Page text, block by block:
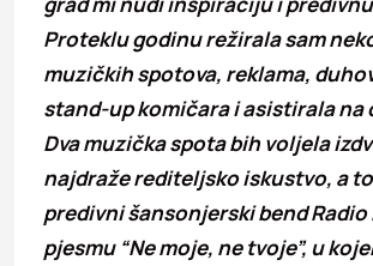
Proteklu godinu režirala sam
muzičkih spotova, reklama,
stand-up komičara i asistirala na
Dva muzička spota bih voljela
najdraže rediteljsko iskustvo, a
predivni šansonjerski bend Radio
pjesmu “Ne moje, ne tvoje”, u